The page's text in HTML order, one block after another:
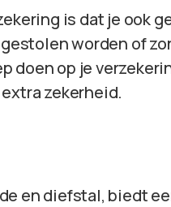
is dat je ook
worden of
doen op je
zekerheid.
en diefstal, biedt